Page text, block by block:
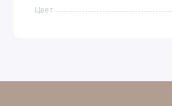
Цвет